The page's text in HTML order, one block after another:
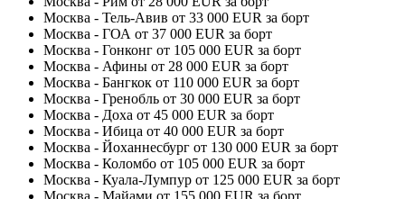
Москва - Тель-Авив от 33 000 EUR за борт
Москва - ГОА от 37 000 EUR за борт
Москва - Гонконг от 105 000 EUR за борт
Москва - Афины от 28 000 EUR за борт
Москва - Бангкок от 110 000 EUR за борт
Москва - Гренобль от 30 000 EUR за борт
Москва - Доха от 45 000 EUR за борт
Москва - Ибица от 40 000 EUR за борт
Москва - Йоханнесбург от 130 000 EUR за борт
Москва - Коломбо от 105 000 EUR за борт
Москва - Куала-Лумпур от 125 000 EUR за борт
Москва - Майами от 155 000 EUR за борт